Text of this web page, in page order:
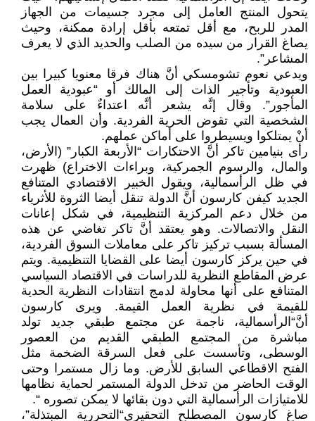
يتحول المنتج العامل إلى مجرد جسيمات من الجهاز
المدر للربح، مع أقل تمتعه بأقل إرادة ممكنة، وحيث
يصاغ القرار من سيده من الصلب والحديد الذي لا يعرف
المشاعر”.
ويدعي نعوم تشومسكي أنَّ هناك فرقا معنويا كبيرا بين
العبودية وتأجير الذات إلى المالك أو “عبودية العمل
المأجور”. وقال إنَّه يشعر أنَّه اعتداءٌ على سلامة
الشخصية التي تقوض الحرية الفردية. وأن العمال يجب
أنْ يمتلكوا ويسيطروا على أماكن عملهم.
رأى بنيامين تاكر أنَّ الاحتكارات “الأربعة الكبار” (الأرض،
والمال، والرسوم الجمركية، وبراءات الاختراع) ظهرت
في ظل الرأسمالية، ويقول الخبير الاقتصادي المتنافع
الجديد كيفن كارسون أنَّ الدولة تنقل أيضا الثروة للأثرياء
من خلال دعم المركزية التنظيمية، في شكل إعانات
النقل والاتصالات. وهو يعتقد أنَّ تاكر تغاضي عن هذه
المسألة بسبب تركيز تاكر على معاملات السوق الفردية،
في حين يركز كارسون أيضا على القضايا التنظيمية. ويتم
عرض المقاطع النظرية للدراسات في الاقتصاد السياسي
المتنافع على أنها محاولة لدمج انتقادات النظرية الحدية
للقيمة في نظرية العمل القيمة. ويرى كارسون
أنَّ“الرأسمالية، ناجمة عن مجتمع طبقي جديد تولد
مباشرة من المجتمع الطبقي القديم من العصور
الوسطى، وتأسست على فعل السرقة الضخمة مثل
الفتح الاقطاعي السابق للأرض. وما زال مستمرا وحتى
الوقت الحاضر من تدخل الدولة المستمر لحماية نظامها
للامتيازات الرأسمالية التي دون بقائها لا يمكن تصوره “.
صاغ كارسون المصطلح التحقيري“التحررية المبتذلة”،